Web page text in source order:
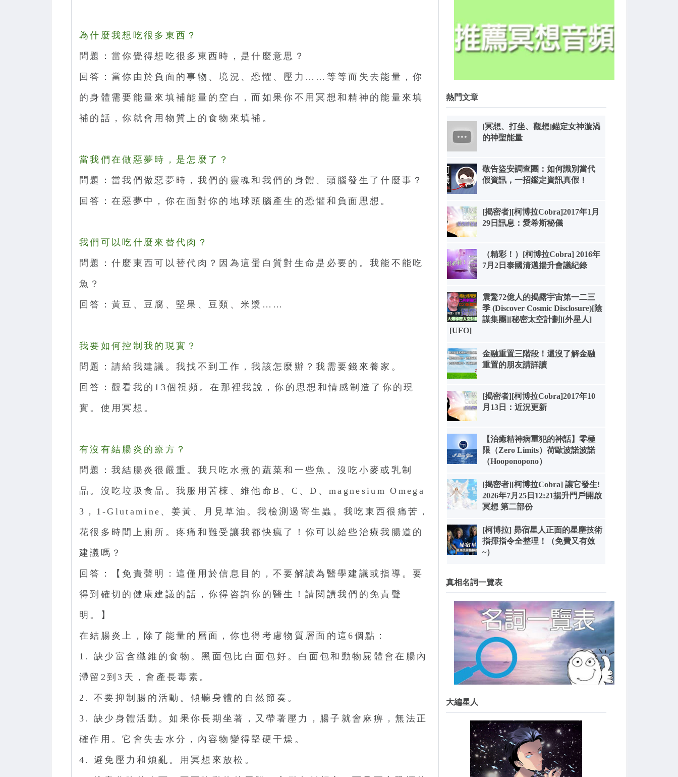
為什麼我想吃很多東西？
問題：當你覺得想吃很多東西時，是什麼意思？
回答：當你由於負面的事物、境況、恐懼、壓力……等等而失去能量，你
的身體需要能量來填補能量的空白，而如果你不用冥想和精神的能量來填
補的話，你就會用物質上的食物來填補。
當我們在做惡夢時，是怎麼了？
問題：當我們做惡夢時，我們的靈魂和我們的身體、頭腦發生了什麼事？
回答：在惡夢中，你在面對你的地球頭腦產生的恐懼和負面思想。
我們可以吃什麼來替代肉？
問題：什麼東西可以替代肉？因為這蛋白質對生命是必要的。我能不能吃
魚？
回答：黃豆、豆腐、堅果、豆類、米漿……
我要如何控制我的現實？
問題：請給我建議。我找不到工作，我該怎麼辦？我需要錢來養家。
回答：觀看我的13個視頻。在那裡我說，你的思想和情感制造了你的現
實。使用冥想。
有沒有結腸炎的療方？
問題：我結腸炎很嚴重。我只吃水煮的蔬菜和一些魚。沒吃小麥或乳制
品。沒吃垃圾食品。我服用苦楝、維他命B、C、D、magnesium Omega
3，1-Glutamine、姜黃、月見草油。我檢測過寄生蟲。我吃東西很痛苦，
花很多時間上廁所。疼痛和難受讓我都快瘋了！你可以給些治療我腸道的
建議嗎？
回答：【免責聲明：這僅用於信息目的，不要解讀為醫學建議或指導。要
得到確切的健康建議的話，你得咨詢你的醫生！請閱讀我們的免責聲
明。】
在結腸炎上，除了能量的層面，你也得考慮物質層面的這6個點：
1. 缺少富含纖維的食物。黑面包比白面包好。白面包和動物屍體會在腸內
滯留2到3天，會產長毒素。
2. 不要抑制腸的活動。傾聽身體的自然節奏。
3. 缺少身體活動。如果你長期坐著，又帶著壓力，腸子就會麻痹，無法正
確作用。它會失去水分，內容物變得堅硬干燥。
4. 避免壓力和煩亂。用冥想來放松。
熱門文章
[冥想、打坐、觀想]錨定女神漩渦
的神聖能量
敬告盜安調查團：如何識別當代
假資訊，一招鑑定資訊真假！
[揭密者][柯博拉Cobra]2017年1月
29日訊息：愛希斯秘儀
（精彩！）[柯博拉Cobra] 2016年
7月2日泰國清邁揚升會議紀錄
震驚72億人的揭露宇宙第一二三
季 (Discover Cosmic Disclosure)[陰
謀集團][秘密太空計劃][外星人]
[UFO]
金融重置三階段！還沒了解金融
重置的朋友請詳讀
[揭密者][柯博拉Cobra]2017年10
月13日：近況更新
【治癒精神病重犯的神話】零極
限（Zero Limits）荷歐波諾波諾
（Hooponopono）
[揭密者][柯博拉Cobra] 讓它發生!
2026年7月25日12:21揚升門戶開啟
冥想 第二部份
[柯博拉] 昴宿星人正面的星塵技術
指揮指令全整理！（免費又有效
~）
真相名詞一覽表
大編星人